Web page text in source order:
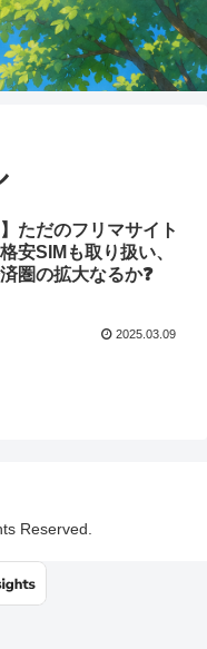
】ただのフリマサイト
安SIMも取り扱い、
圏の拡大なるか❓
2025.03.09
Reserved.